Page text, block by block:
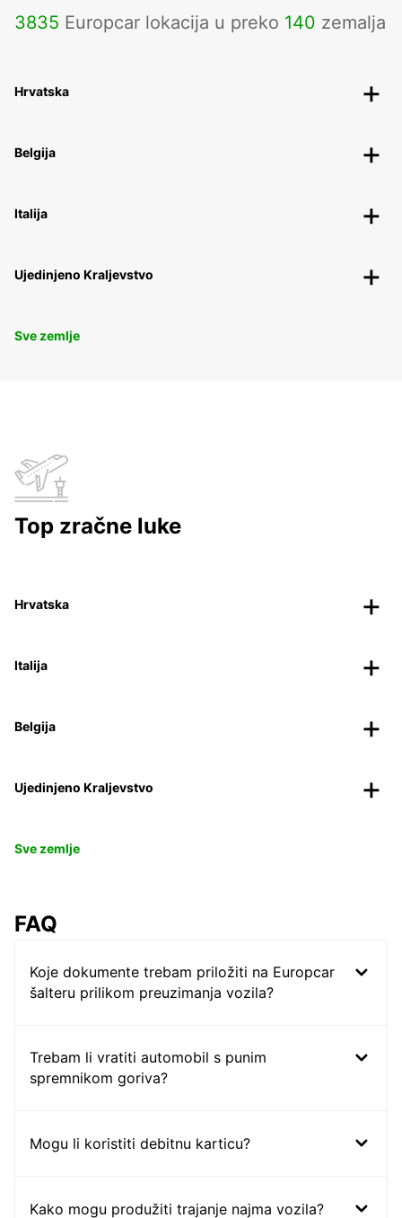
3835 Europcar lokacija u preko 140 zemalja
Hrvatska
Belgija
Italija
Ujedinjeno Kraljevstvo
Sve zemlje
Top zračne luke
Hrvatska
Italija
Belgija
Ujedinjeno Kraljevstvo
Sve zemlje
FAQ
Koje dokumente trebam priložiti na Europcar
šalteru prilikom preuzimanja vozila?
Trebam li vratiti automobil s punim
spremnikom goriva?
Mogu li koristiti debitnu karticu?
Kako mogu produžiti trajanje najma vozila?